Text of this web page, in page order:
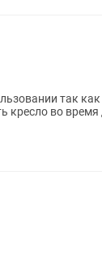
так
кресло во